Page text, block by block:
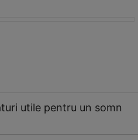
utile pentru un somn